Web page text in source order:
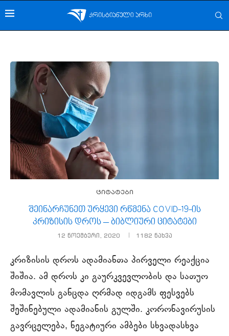
ციტატები
შეინარჩუნეთ ურყევი რწმენა COVID-19-ის
კრიზისის დროს – ბიბლიური ციტატები
12 ნოემბერი, 2020 1182 ნახვა
კრიზისის დროს ადამიანთა პირველი რეაქცია
შიშია. ამ დროს კი გაურკვევლობის და სათუო
მომავლის განცდა ღრმად იდგამს ფესვებს
შეშინებული ადამიანის გულში. კორონავირუსის
გავრცელება, ნეგატიური ამბები სხვადასხვა